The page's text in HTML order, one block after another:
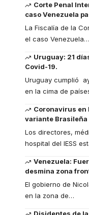
Corte Penal
caso Venezuela
La Fiscalía de la
el caso Venezuela…
Uruguay: 21
Covid-19.
Uruguay cumplió
en la cima de
Coronavirus en
variante Brasileña
Los directores,
hospital del IESS
Venezuela:
desmina zona
El gobierno de
en la zona de…